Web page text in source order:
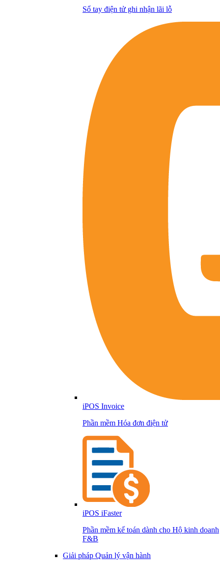
Sổ tay điện tử ghi nhận lãi lỗ
iPOS Invoice
Phần mềm Hóa đơn điện tử
iPOS iFaster
Phần mềm kế toán dành cho Hộ kinh doanh
F&B
Giải pháp Quản lý vận hành